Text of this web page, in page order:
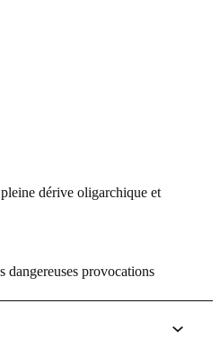
dérive oligarchique et
dangereuses provocations